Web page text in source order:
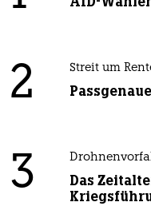
2 Streit um
3
Das